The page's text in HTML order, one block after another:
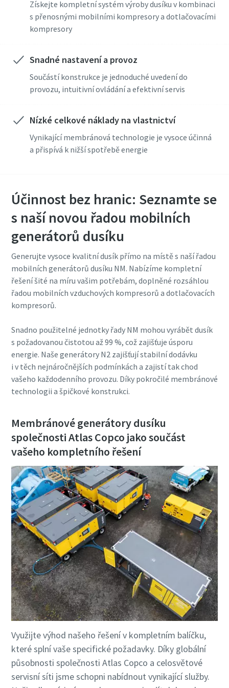
Získejte kompletní systém výroby dusíku v kombinaci
s přenosnými mobilními kompresory a dotlačovacími
kompresory
Snadné nastavení a provoz
Součástí konstrukce je jednoduché uvedení do
provozu, intuitivní ovládání a efektivní servis
Nízké celkové náklady na vlastnictví
Vynikající membránová technologie je vysoce účinná
a přispívá k nižší spotřebě energie
Účinnost bez hranic: Seznamte se
s naší novou řadou mobilních
generátorů dusíku
Generujte vysoce kvalitní dusík přímo na místě s naší řadou
mobilních generátorů dusíku NM. Nabízíme kompletní
řešení šité na míru vašim potřebám, doplněné rozsáhlou
řadou mobilních vzduchových kompresorů a dotlačovacích
kompresorů.
Snadno použitelné jednotky řady NM mohou vyrábět dusík
s požadovanou čistotou až 99 %, což zajišťuje úsporu
energie. Naše generátory N2 zajišťují stabilní dodávku
i v těch nejnáročnějších podmínkách a zajistí tak chod
vašeho každodenního provozu. Díky pokročilé membránové
technologii a špičkové konstrukci.
Membránové generátory dusíku
společnosti Atlas Copco jako součást
vašeho kompletního řešení
Využijte výhod našeho řešení v kompletním balíčku,
které splní vaše specifické požadavky. Díky globální
působnosti společnosti Atlas Copco a celosvětové
servisní síti jsme schopni nabídnout vynikající služby.